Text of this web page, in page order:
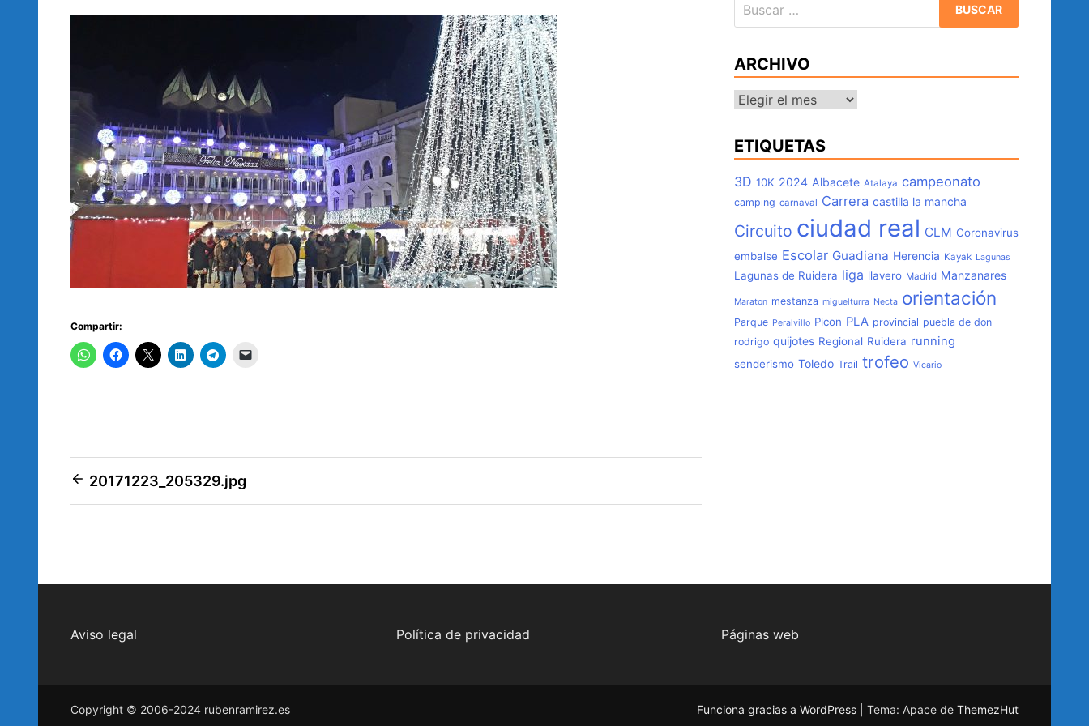
Compartir:
Navegación
de
20171223_205329.jpg
ARCHIVO
Archivo
ETIQUETAS
3D 10K 2024 Albacete Atalaya campeonato
camping carnaval Carrera castilla la mancha
Circuito ciudad real CLM Coronavirus
embalse Escolar Guadiana Herencia Kayak Lagunas
Lagunas de Ruidera liga llavero Madrid Manzanares
Maraton mestanza miguelturra Necta orientación
Parque Peralvillo Picon PLA provincial puebla de don
rodrigo quijotes Regional Ruidera running
senderismo Toledo Trail trofeo Vicario
Aviso legal Política de privacidad Páginas web
Copyright © 2006-2024 rubenramirez.es Funciona gracias a WordPress Tema: Apace de ThemezHut